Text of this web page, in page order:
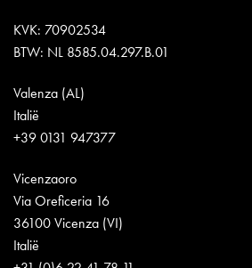
KVK: 70902534
BTW: NL 8585.04.297.B.01
Valenza (AL)
Italië
+39 0131 947377
Vicenzaoro
Via Oreficeria 16
36100 Vicenza (VI)
Italië